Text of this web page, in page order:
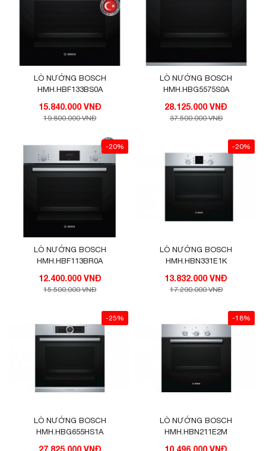
LÒ NƯỚNG BOSCH
HMH.HBF133BS0A
15.840.000 VNĐ
19.800.000 VNĐ
LÒ NƯỚNG BOSCH
HMH.HBG5575S0A
28.125.000 VNĐ
37.500.000 VNĐ
-20%
LÒ NƯỚNG BOSCH
HMH.HBF113BR0A
12.400.000 VNĐ
15.500.000 VNĐ
-20%
LÒ NƯỚNG BOSCH
HMH.HBN331E1K
13.832.000 VNĐ
17.290.000 VNĐ
-25%
LÒ NƯỚNG BOSCH
HMH.HBG655HS1A
27.825.000 VNĐ
-18%
LÒ NƯỚNG BOSCH
HMH.HBN211E2M
10.496.000 VNĐ